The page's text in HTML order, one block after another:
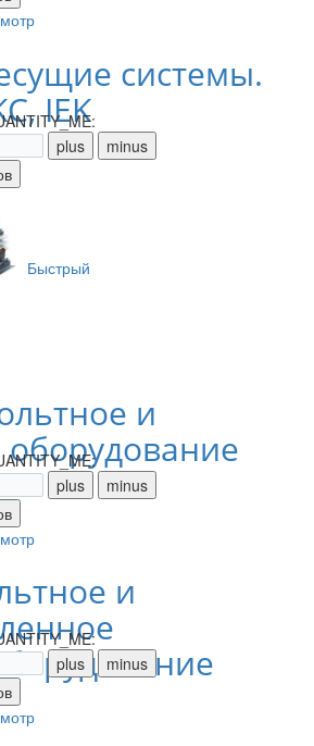
системы.
IEK
Быстрый
и
и